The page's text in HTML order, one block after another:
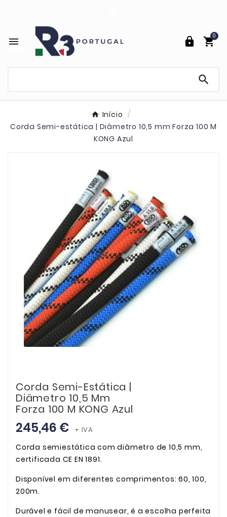
  
0

Início
Corda Semi-estática | Diâmetro 10,5 mm Forza 100 M
KONG Azul
Corda Semi-Estática |
Diâmetro 10,5 Mm
Forza 100 M KONG Azul
245,46 € + IVA
Corda semiestática com diâmetro de 10,5 mm,
certificada CE EN 1891.
Disponível em diferentes comprimentos: 60, 100,
200m.
Durável e fácil de manusear, é a escolha perfeita